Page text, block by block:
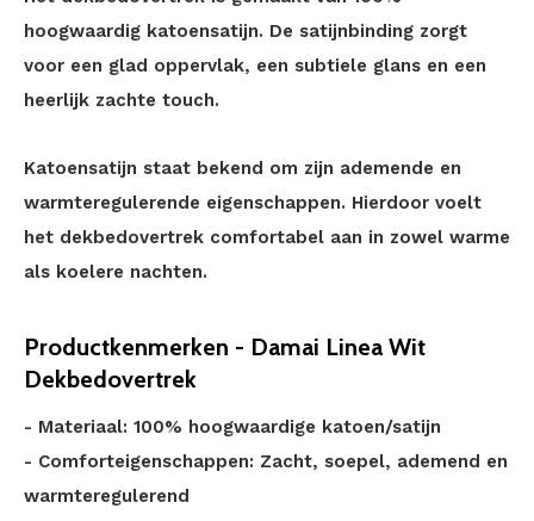
hoogwaardig katoensatijn. De satijnbinding zorgt
voor een glad oppervlak, een subtiele glans en een
heerlijk zachte touch.
Katoensatijn staat bekend om zijn ademende en
warmteregulerende eigenschappen. Hierdoor voelt
het dekbedovertrek comfortabel aan in zowel warme
als koelere nachten.
Productkenmerken - Damai Linea Wit
Dekbedovertrek
- Materiaal: 100% hoogwaardige katoen/satijn
- Comforteigenschappen: Zacht, soepel, ademend en
warmteregulerend